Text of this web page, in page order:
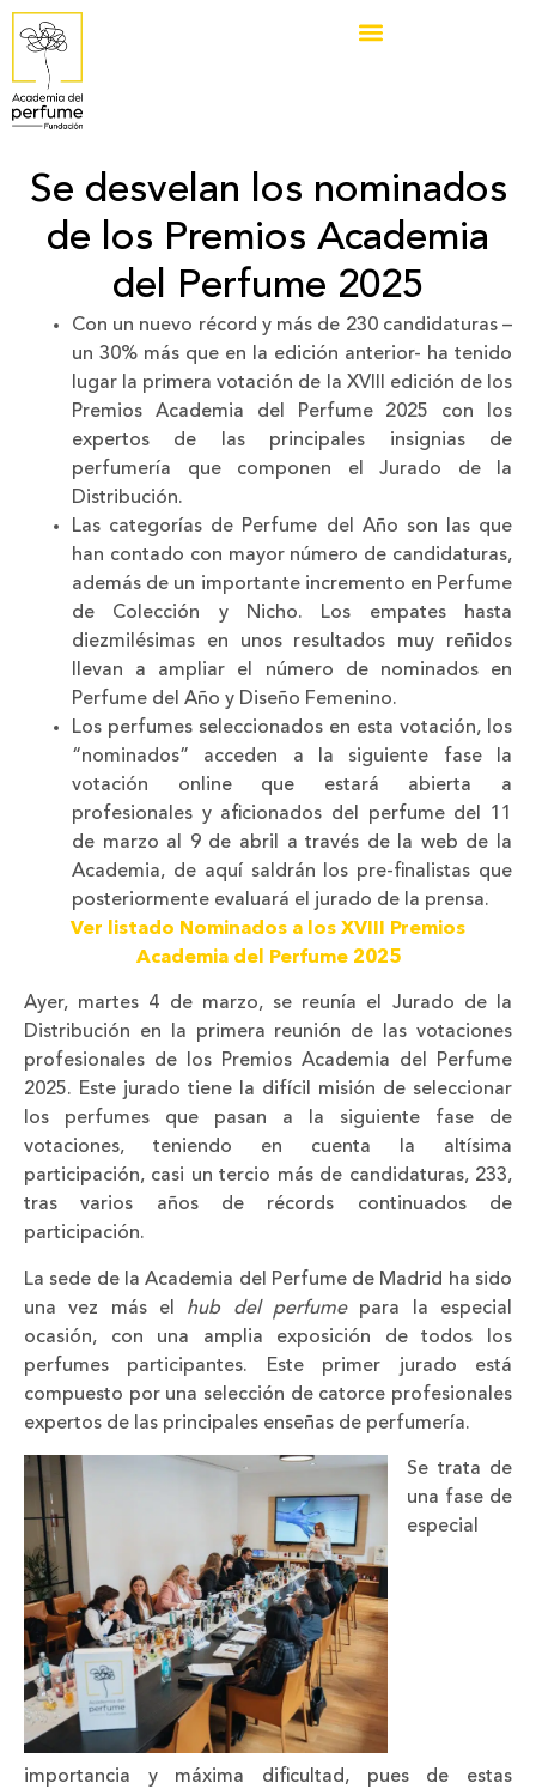
Se desvelan los nominados
de los Premios Academia
del Perfume 2025
Con un nuevo récord y más de 230 candidaturas –
un 30% más que en la edición anterior- ha tenido
lugar la primera votación de la XVIII edición de los
Premios Academia del Perfume 2025 con los
expertos de las principales insignias de
perfumería que componen el Jurado de la
Distribución.
Las categorías de Perfume del Año son las que
han contado con mayor número de candidaturas,
además de un importante incremento en Perfume
de Colección y Nicho. Los empates hasta
diezmilésimas en unos resultados muy reñidos
llevan a ampliar el número de nominados en
Perfume del Año y Diseño Femenino.
Los perfumes seleccionados en esta votación, los
“nominados” acceden a la siguiente fase la
votación online que estará abierta a
profesionales y aficionados del perfume del 11
de marzo al 9 de abril a través de la web de la
Academia, de aquí saldrán los pre-finalistas que
posteriormente evaluará el jurado de la prensa.
Ver listado Nominados a los XVIII Premios
Academia del Perfume 2025
Ayer, martes 4 de marzo, se reunía el Jurado de la
Distribución en la primera reunión de las votaciones
profesionales de los Premios Academia del Perfume
2025. Este jurado tiene la difícil misión de seleccionar
los perfumes que pasan a la siguiente fase de
votaciones, teniendo en cuenta la altísima
participación, casi un tercio más de candidaturas, 233,
tras varios años de récords continuados de
participación.
La sede de la Academia del Perfume de Madrid ha sido
una vez más el hub del perfumepara la especial
ocasión, con una amplia exposición de todos los
perfumes participantes. Este primer jurado está
compuesto por una selección de catorce profesionales
expertos de las principales enseñas de perfumería.
Se trata de
una fase de
especial
importancia y máxima dificultad, pues de estas